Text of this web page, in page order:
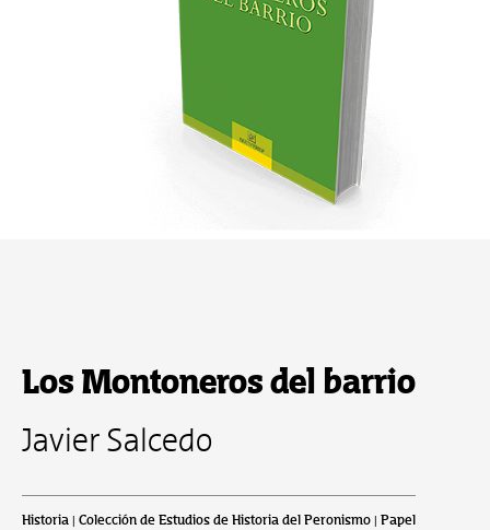
Los Montoneros del barrio
Javier Salcedo
Historia | Colección de Estudios de Historia del Peronismo | Papel